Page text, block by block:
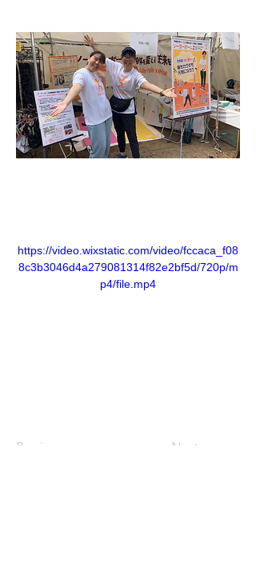
Previous Next
https://video.wixstatic.com/video/fccaca_f08
8c3b3046d4a279081314f82e2bf5d/720p/m
p4/file.mp4